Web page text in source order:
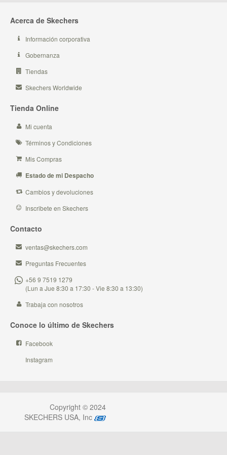
Acerca de Skechers
Información corporativa
Gobernanza
Tiendas
Skechers Worldwide
Tienda Online
Mi cuenta
Términos y Condiciones
Mis Compras
Estado de mi Despacho
Cambios y devoluciones
Inscribete en Skechers
Contacto
ventas@skechers.com
Preguntas Frecuentes
+56 9 7519 1279
(Lun a Jue 8:30 a 17:30 - Vie 8:30 a 13:30)
Trabaja con nosotros
Conoce lo último de Skechers
Facebook
Instagram
Copyright © 2024
SKECHERS USA, Inc